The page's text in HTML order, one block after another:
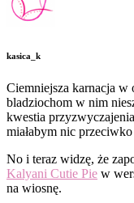
kasica_k
Ciemniejsza karnacja w
bladziochom w nim
kwestia
miałabym nic
No i teraz widzę, że
Kalyani Cutie Pie w
na wiosnę.